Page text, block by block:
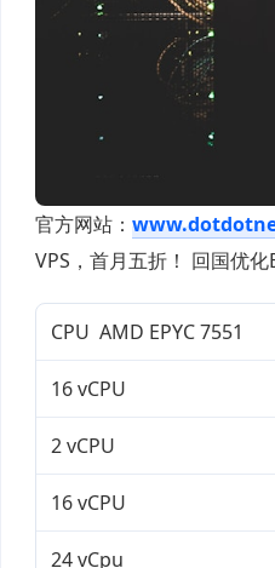
官方网站：
VPS，首月五折！ 回国优
CPU AMD EPYC 7551
16 vCPU
2 vCPU
16 vCPU
24 vCpu